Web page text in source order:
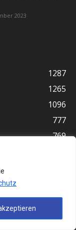
2023
1287
1265
1096
777
769
378